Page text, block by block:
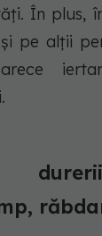
În plus,
pe alții